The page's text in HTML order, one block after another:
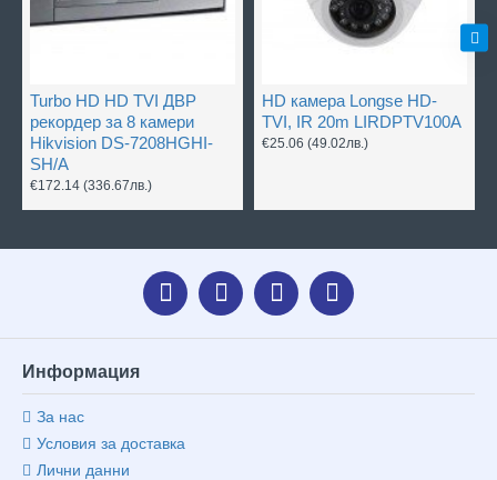
Turbo HD HD TVI ДВР
рекордер за 8 камери
Hikvision DS-7208HGHI-
SH/A
€172.14 (336.67лв.)
HD камера Longse HD-
TVI, IR 20m LIRDPTV100A
€25.06 (49.02лв.)
Информация
За нас
Условия за доставка
Лични данни